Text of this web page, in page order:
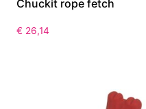
Chuckit rope fetch
€ 26,14